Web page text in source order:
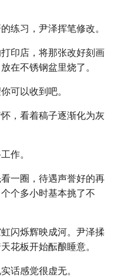
练习，尹泽挥笔修改。
印店，将那张改好刻画
在不锈钢盆里烧了。
可以收到吧。
，看着稿子逐渐化为灰
作。
一圈，待遇声誉好的再
个多小时基本挑了不
闪烁辉映成河。尹泽揉
花板开始酝酿睡意。
话感觉很虚无。